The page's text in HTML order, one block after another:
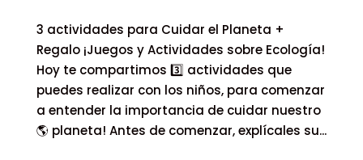
3 actividades para Cuidar el Planeta +
Regalo ¡Juegos y Actividades sobre Ecología!
Hoy te compartimos 3️⃣ actividades que
puedes realizar con los niños, para comenzar
a entender la importancia de cuidar nuestro
🌎 planeta! Antes de comenzar, explícales su...